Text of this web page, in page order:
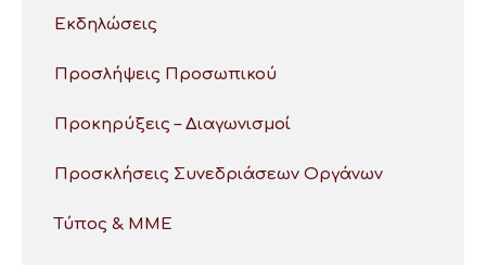
Εκδηλώσεις
Προσλήψεις Προσωπικού
Προκηρύξεις – Διαγωνισμοί
Προσκλήσεις Συνεδριάσεων Οργάνων
Τύπος & ΜΜΕ